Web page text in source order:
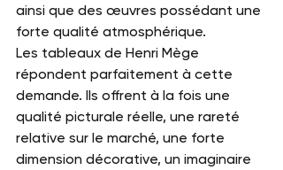
ainsi que des œuvres possédant une
forte qualité atmosphérique.
Les tableaux de Henri Mège
répondent parfaitement à cette
demande. Ils offrent à la fois une
qualité picturale réelle, une rareté
relative sur le marché, une forte
dimension décorative, un imaginaire